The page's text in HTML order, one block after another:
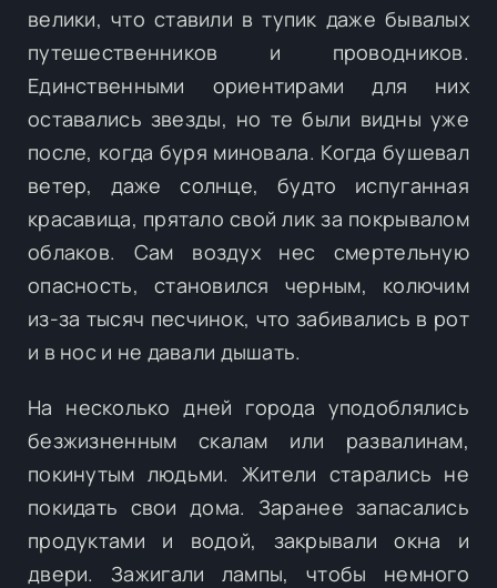
велики, что ставили в тупик даже бывалых
путешественников и проводников.
Единственными ориентирами для них
оставались звезды, но те были видны уже
после, когда буря миновала. Когда бушевал
ветер, даже солнце, будто испуганная
красавица, прятало свой лик за покрывалом
облаков. Сам воздух нес смертельную
опасность, становился черным, колючим
из-за тысяч песчинок, что забивались в рот
и в нос и не давали дышать.
На несколько дней города уподоблялись
безжизненным скалам или развалинам,
покинутым людьми. Жители старались не
покидать свои дома. Заранее запасались
продуктами и водой, закрывали окна и
двери. Зажигали лампы, чтобы немного